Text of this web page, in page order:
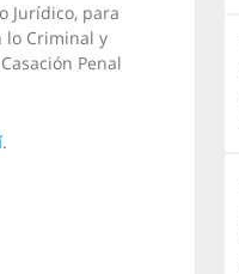
Jurídico, para
lo Criminal y
Penal
.